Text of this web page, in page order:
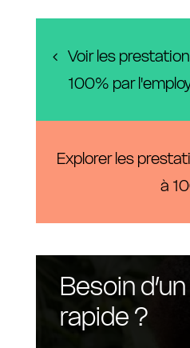
Voir les
100% par
Explorer les
à
Besoin
rapide ?